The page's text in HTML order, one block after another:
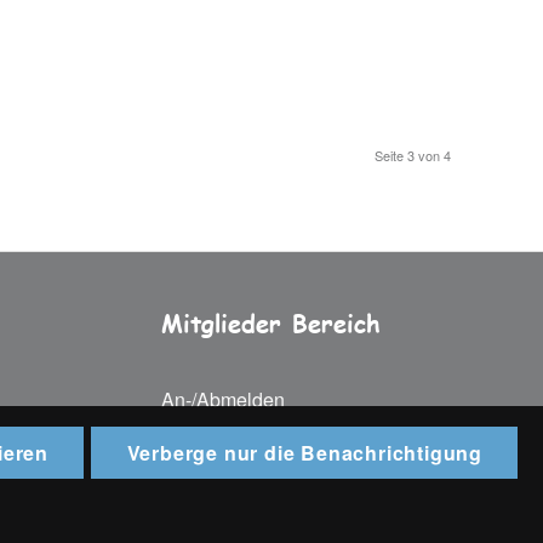
Seite 3 von 4
Mitglieder Bereich
An-/Abmelden
Verberge nur die Benachrichtigung